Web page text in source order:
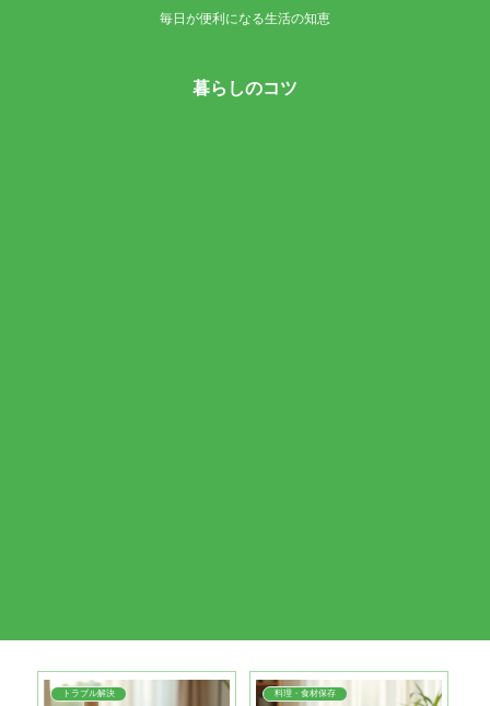
毎日が便利になる生活の知恵
暮らしのコツ
トラブル解決 料理・食材保存